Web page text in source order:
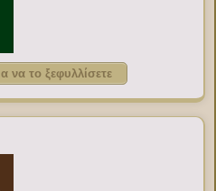
να το ξεφυλλίσετε